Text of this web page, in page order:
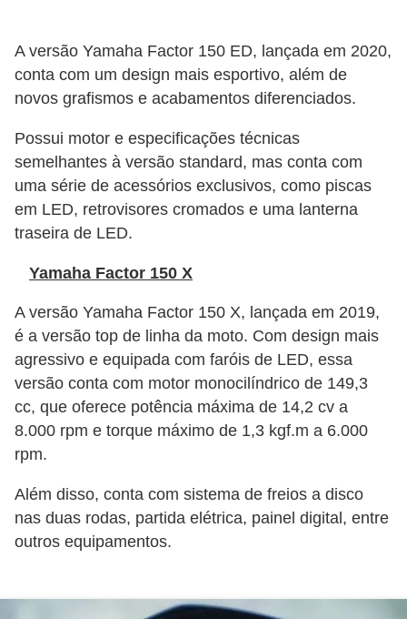
A versão Yamaha Factor 150 ED, lançada em 2020,
conta com um design mais esportivo, além de
novos grafismos e acabamentos diferenciados.
Possui motor e especificações técnicas
semelhantes à versão standard, mas conta com
uma série de acessórios exclusivos, como piscas
em LED, retrovisores cromados e uma lanterna
traseira de LED.
Yamaha Factor 150 X
A versão Yamaha Factor 150 X, lançada em 2019,
é a versão top de linha da moto. Com design mais
agressivo e equipada com faróis de LED, essa
versão conta com motor monocilíndrico de 149,3
cc, que oferece potência máxima de 14,2 cv a
8.000 rpm e torque máximo de 1,3 kgf.m a 6.000
rpm.
Além disso, conta com sistema de freios a disco
nas duas rodas, partida elétrica, painel digital, entre
outros equipamentos.
R
e
a
e
a
n
u
t
e
n
ç
o
S
g